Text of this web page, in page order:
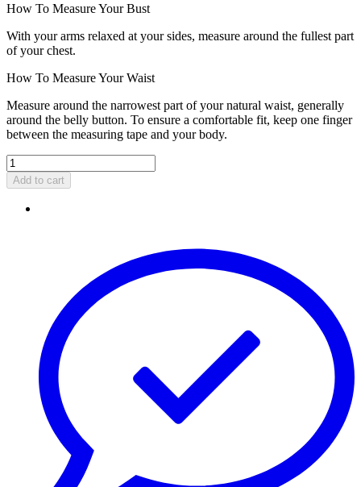
How To Measure Your Bust
With your arms relaxed at your sides, measure around the fullest part
of your chest.
How To Measure Your Waist
Measure around the narrowest part of your natural waist, generally
around the belly button. To ensure a comfortable fit, keep one finger
between the measuring tape and your body.
Add to cart